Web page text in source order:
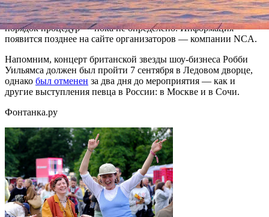
По информации организаторов, сдать билеты на концерт
станет возможно лишь после 27 сентября, однако, каков будет
порядок процедур — пока не определено. Информация
появится позднее на сайте организаторов — компании NCA.
Напомним, концерт британской звезды шоу-бизнеса Робби
Уильямса должен был пройти 7 сентября в Ледовом дворце,
однако был отменен за два дня до мероприятия — как и
другие выступления певца в России: в Москве и в Сочи.
Фонтанка.ру